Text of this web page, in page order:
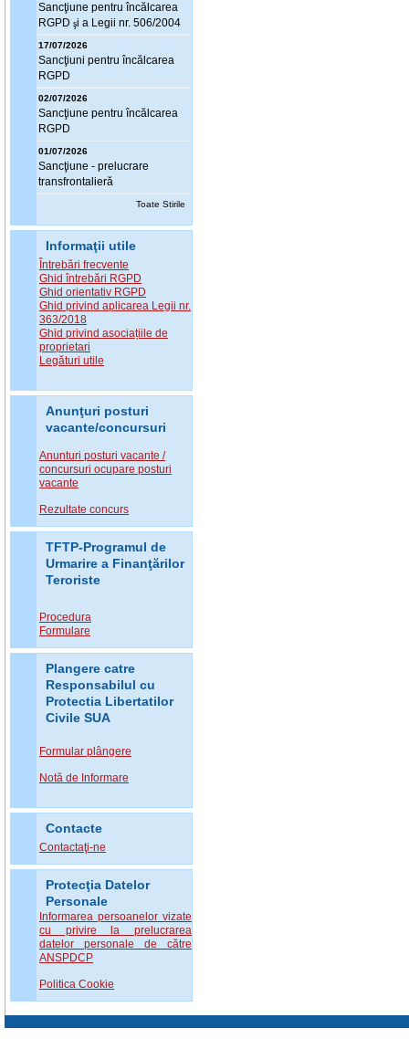
Sancţiune pentru încălcarea
RGPD şi a Legii nr. 506/2004
17/07/2026
Sancţiuni pentru încălcarea
RGPD
02/07/2026
Sancţiune pentru încălcarea
RGPD
01/07/2026
Sancţiune - prelucrare
transfrontalieră
Toate Stirile
Informaţii utile
Întrebări frecvente
Ghid întrebări RGPD
Ghid orientativ RGPD
Ghid privind aplicarea Legii nr.
363/2018
Ghid privind asociațiile de
proprietari
Legături utile
Anunţuri posturi
vacante/concursuri
Anunturi posturi vacante /
concursuri ocupare posturi
vacante
Rezultate concurs
TFTP-Programul de
Urmarire a Finanţărilor
Teroriste
Procedura
Formulare
Plangere catre
Responsabilul cu
Protectia Libertatilor
Civile SUA
Formular plângere
Notă de Informare
Contacte
Contactaţi-ne
Protecţia Datelor
Personale
Informarea persoanelor vizate
cu privire la prelucrarea
datelor personale de către
ANSPDCP
Politica Cookie